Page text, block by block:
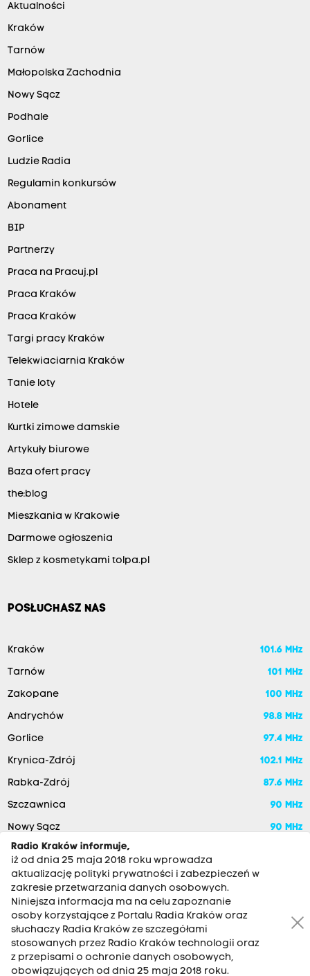
Aktualności
Kraków
Tarnów
Małopolska Zachodnia
Nowy Sącz
Podhale
Gorlice
Ludzie Radia
Regulamin konkursów
Abonament
BIP
Partnerzy
Praca na Pracuj.pl
Praca Kraków
Praca Kraków
Targi pracy Kraków
Telekwiaciarnia Kraków
Tanie loty
Hotele
Kurtki zimowe damskie
Artykuły biurowe
Baza ofert pracy
the:blog
Mieszkania w Krakowie
Darmowe ogłoszenia
Sklep z kosmetykami tolpa.pl
POSŁUCHASZ NAS
Kraków 101.6 MHz
Tarnów 101 MHz
Zakopane 100 MHz
Andrychów 98.8 MHz
Gorlice 97.4 MHz
Krynica-Zdrój 102.1 MHz
Rabka-Zdrój 87.6 MHz
Szczawnica 90 MHz
Nowy Sącz 90 MHz
RADIO KRAKÓW SA. Aleja Juliusza Słowackiego 22, 30-007
Kraków
Radio Kraków informuje,
iż od dnia 25 maja 2018 roku wprowadza
aktualizację polityki prywatności i zabezpieczeń w
zakresie przetwarzania danych osobowych.
Niniejsza informacja ma na celu zapoznanie
osoby korzystające z Portalu Radia Kraków oraz
słuchaczy Radia Kraków ze szczegółami
stosowanych przez Radio Kraków technologii oraz
z przepisami o ochronie danych osobowych,
obowiązujących od dnia 25 maja 2018 roku.